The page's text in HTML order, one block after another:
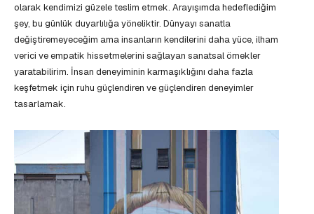
olarak kendimizi güzele teslim etmek. Arayışımda hedeflediğim
şey, bu günlük duyarlılığa yöneliktir. Dünyayı sanatla
değiştiremeyeceğim ama insanların kendilerini daha yüce, ilham
verici ve empatik hissetmelerini sağlayan sanatsal örnekler
yaratabilirim. İnsan deneyiminin karmaşıklığını daha fazla
keşfetmek için ruhu güçlendiren ve güçlendiren deneyimler
tasarlamak.